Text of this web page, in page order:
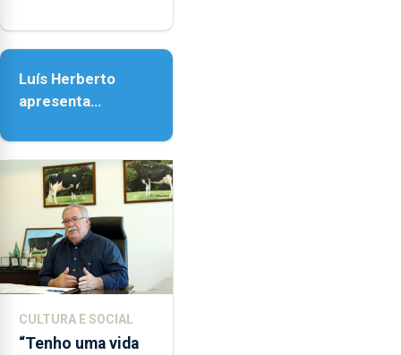
e
as
18h00.
Senhora da
Luís Herberto
apresenta
Paisagem’
CULTURA E SOCIAL
“Tenho uma vida